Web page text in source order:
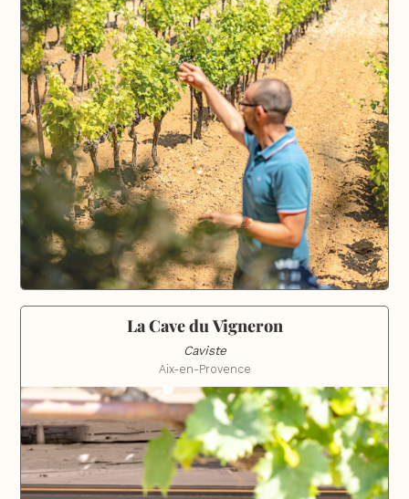
La Cave du Vigneron
Caviste
Aix-en-Provence